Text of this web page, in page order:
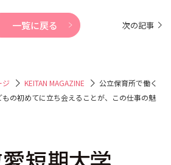
一覧に戻る 次の記事
ジ KEITAN MAGAZINE
公立保育所で働く
の初めてに立ち会えることが、この仕事の魅